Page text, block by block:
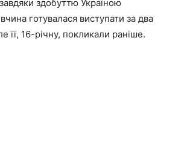
здобуттю Україною
готувалася виступати за два
її, 16-річну, покликали раніше.